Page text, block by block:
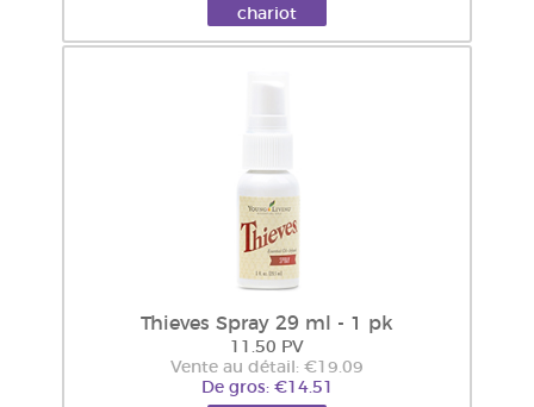
chariot
Thieves Spray 29 ml - 1 pk
11.50 PV
Vente au détail: €19.09
De gros: €14.51